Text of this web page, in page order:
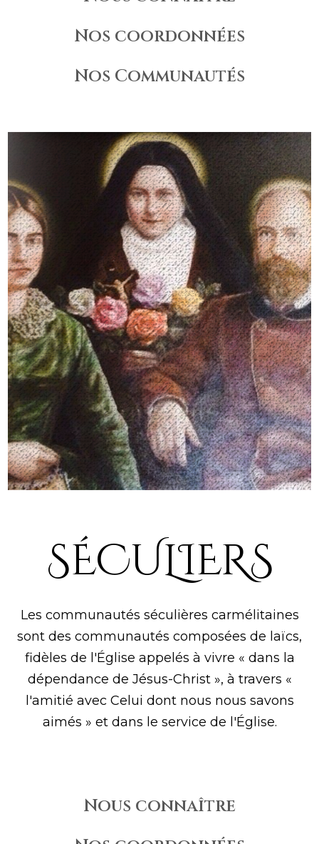
Nos coordonnées
Nos Communautés
SÉCULIERS
Les communautés séculières carmélitaines
sont des communautés composées de laïcs,
fidèles de l'Église appelés à vivre « dans la
dépendance de Jésus-Christ », à travers «
l'amitié avec Celui dont nous nous savons
aimés » et dans le service de l'Église.
Nous connaître